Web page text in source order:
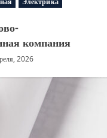
компания
2026